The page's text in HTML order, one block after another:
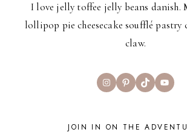
I love jelly toffee jelly beans danish.
lollipop pie cheesecake soufflé pastry
claw.
InstagramPinterest
TikTok
JOIN IN ON THE